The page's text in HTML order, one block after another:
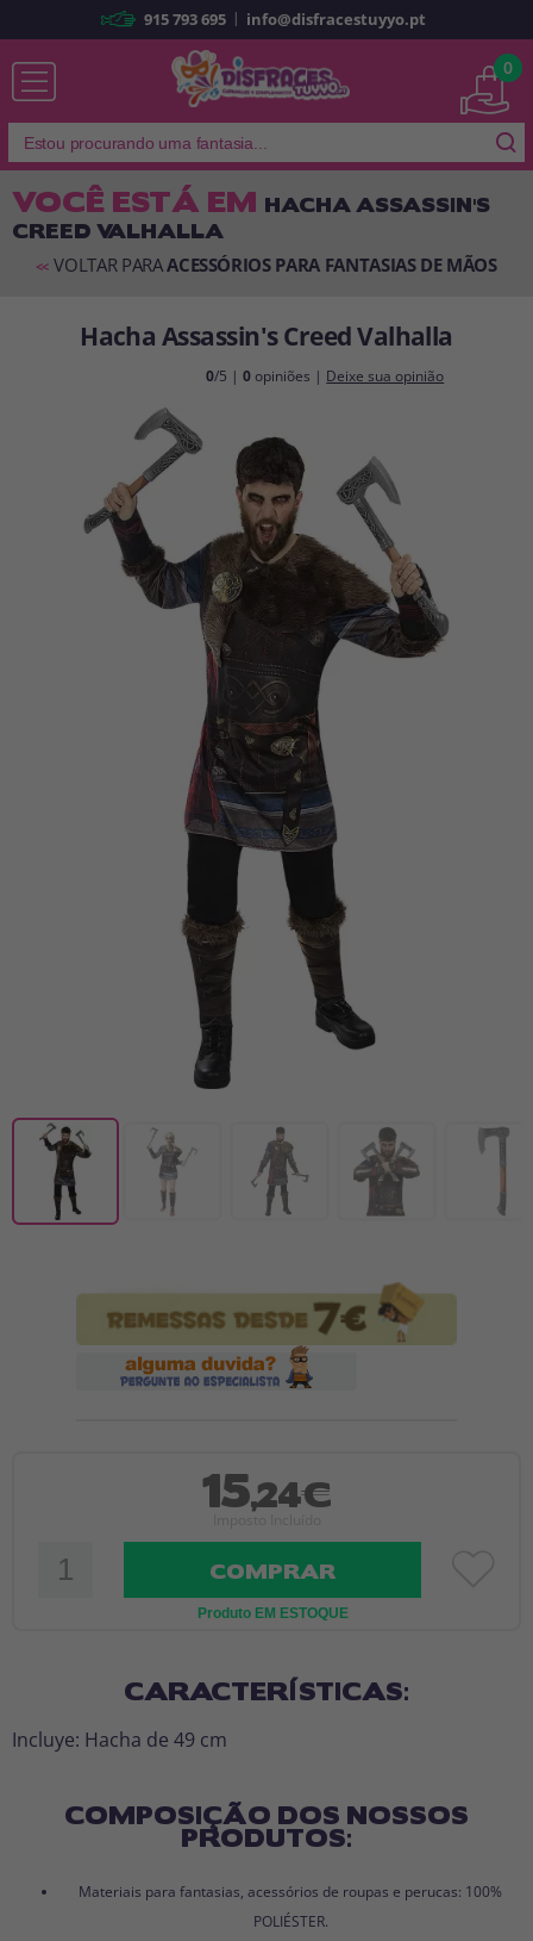
Já sou cliente
Lembrar-me Esqueceu sua senha?
É a minha primeira vez
Sou novo
Ao criar uma conta em disfracestuyyo.pt
, você poderá fazer suas
compras rapidamente em nossa loja virtual, verificar o status de seus
pedidos e consultar suas operações anteriores.
Vá em frente! Estávamos esperando por você.
CRIAR CONTA
915 793 695 | info@disfracestuyyo.pt
0
VOCÊ ESTÁ EM HACHA ASSASSIN'S
CREED VALHALLA
<< VOLTAR PARAACESSÓRIOS PARA FANTASIAS DE MÃOS
Hacha Assassin's Creed Valhalla
0/5 |0 opiniões | Deixe sua opinião
15,24€
COMPRAR
Produto EM ESTOQUE
CARACTERÍSTICAS:
Incluye: Hacha de 49 cm
COMPOSIÇÃO DOS NOSSOS
PRODUTOS:
Materiais para fantasias, acessórios de roupas e perucas: 100%
POLIÉSTER.